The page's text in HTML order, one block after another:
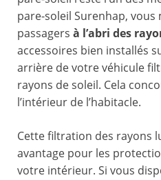
pare-soleil Surenhap,
passagers à l’abri des
accessoires bien installés
arrière de votre véhicule
rayons de soleil. Cela
l’intérieur de l’habitacle.
Cette filtration des rayons
avantage pour les
votre intérieur. Si vous